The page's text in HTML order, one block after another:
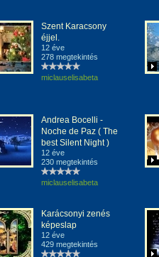
Szent Karacsony
éjjel.
12 éve
278 megtekintés
miclauselisabeta
Andrea Bocelli -
Noche de Paz ( The
best Silent Night )
12 éve
230 megtekintés
miclauselisabeta
Karácsonyi zenés
képeslap
12 éve
429 megtekintés